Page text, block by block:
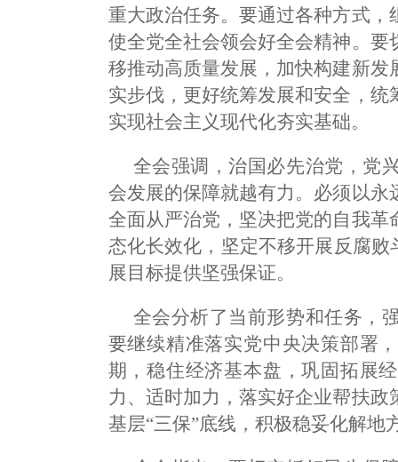
重大政治任务。要通过各种方式
使全党全社会领会好全会精神。
移推动高质量发展，加快构建新
实步伐，更好统筹发展和安全，
实现社会主义现代化夯实基础。
全会强调，治国必先治党，党
会发展的保障就越有力。必须以
全面从严治党，坚决把党的自我
态化长效化，坚定不移开展反腐
展目标提供坚强保证。
全会分析了当前形势和任务，
要继续精准落实党中央决策部署
期，稳住经济基本盘，巩固拓展
力、适时加力，落实好企业帮扶
基层“三保”底线，积极稳妥化解地